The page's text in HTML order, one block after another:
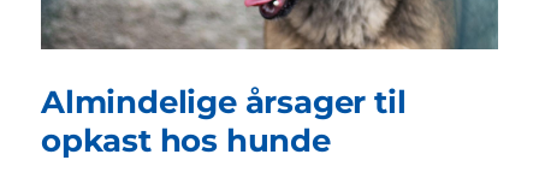
Almindelige årsager til
opkast hos hunde